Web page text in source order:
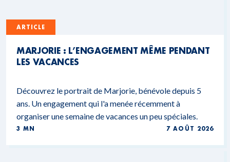
ARTICLE
MARJORIE : L’ENGAGEMENT MÊME PENDANT
LES VACANCES
Découvrez le portrait de Marjorie, bénévole depuis 5
ans. Un engagement qui l'a menée récemment à
organiser une semaine de vacances un peu spéciales.
3 MN 7 AOÛT 2026